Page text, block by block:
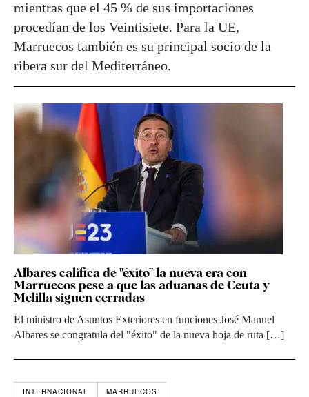
mientras que el 45 % de sus importaciones
procedían de los Veintisiete. Para la UE,
Marruecos también es su principal socio de la
ribera sur del Mediterráneo.
Albares califica de "éxito" la nueva era con
Marruecos pese a que las aduanas de Ceuta y
Melilla siguen cerradas
El ministro de Asuntos Exteriores en funciones José Manuel
Albares se congratula del "éxito" de la nueva hoja de ruta […]
INTERNACIONAL
MARRUECOS